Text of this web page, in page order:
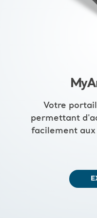
Votre
permettant
facilement